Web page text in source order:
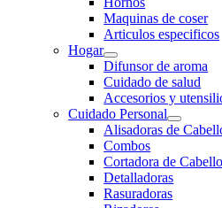
Maquinas de coser
Articulos especificos
Hogar
Difunsor de aroma
Cuidado de salud
Accesorios y
Cuidado Personal
Alisadoras de
Combos
Cortadora de Cabello
Detalladoras
Rasuradoras